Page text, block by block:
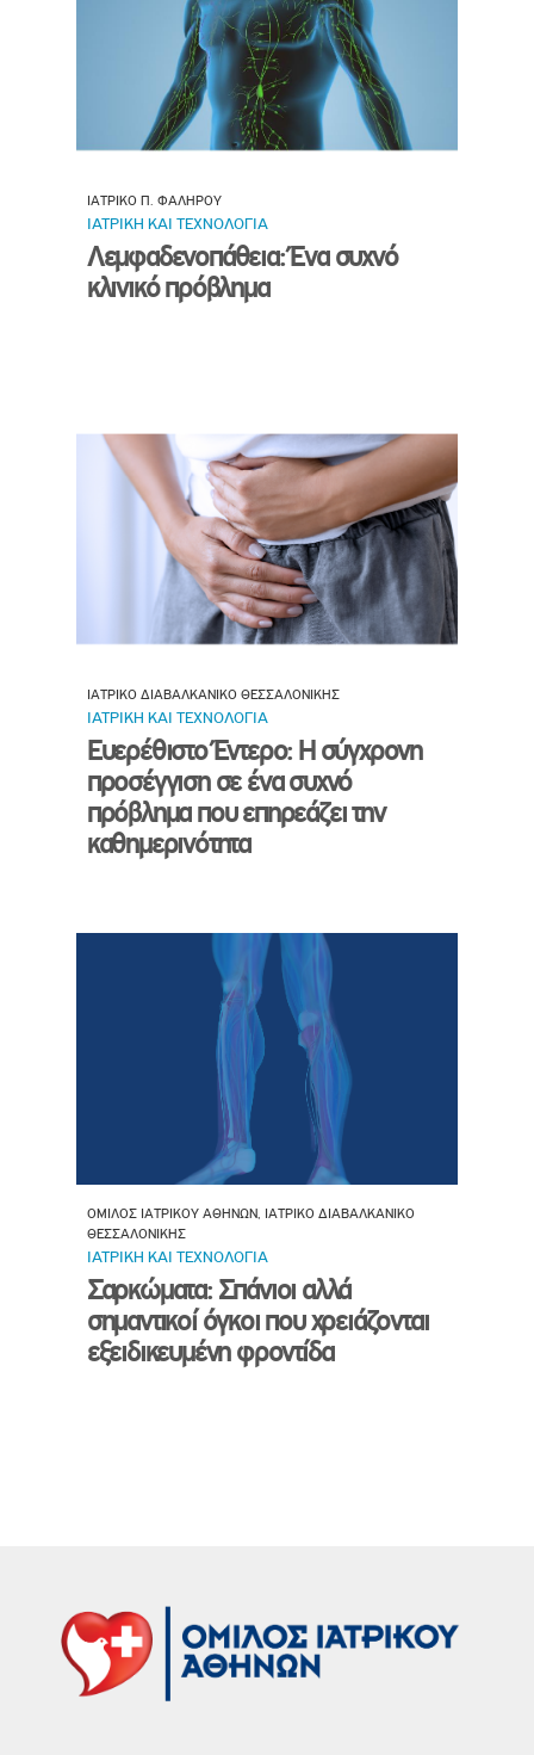
ΙΑΤΡΙΚΟ Π. ΦΑΛΗΡΟΥ
ΙΑΤΡΙΚΗ ΚΑΙ ΤΕΧΝΟΛΟΓΙΑ
Λεμφαδενοπάθεια: Ένα συχνό
κλινικό πρόβλημα
ΙΑΤΡΙΚΟ ΔΙΑΒΑΛΚΑΝΙΚΟ ΘΕΣΣΑΛΟΝΙΚΗΣ
ΙΑΤΡΙΚΗ ΚΑΙ ΤΕΧΝΟΛΟΓΙΑ
Ευερέθιστο Έντερο: Η σύγχρονη
προσέγγιση σε ένα συχνό
πρόβλημα που επηρεάζει την
καθημερινότητα
ΟΜΙΛΟΣ ΙΑΤΡΙΚΟΥ ΑΘΗΝΩΝ, ΙΑΤΡΙΚΟ ΔΙΑΒΑΛΚΑΝΙΚΟ
ΘΕΣΣΑΛΟΝΙΚΗΣ
ΙΑΤΡΙΚΗ ΚΑΙ ΤΕΧΝΟΛΟΓΙΑ
Σαρκώματα: Σπάνιοι αλλά
σημαντικοί όγκοι που χρειάζονται
εξειδικευμένη φροντίδα